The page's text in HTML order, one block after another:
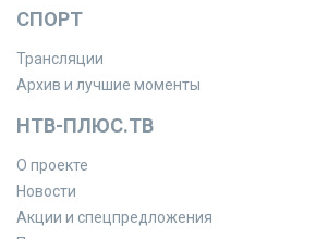
СПОРТ
Трансляции
Архив и лучшие моменты
НТВ-ПЛЮС.ТВ
О проекте
Новости
Акции и спецпредложения